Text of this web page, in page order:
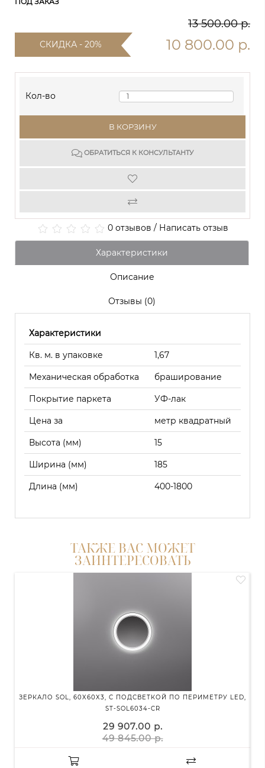
13 500.00 р.
СКИДКА - 20% 10 800.00 р.
Кол-во
В КОРЗИНУ
ОБРАТИТЬСЯ К КОНСУЛЬТАНТУ
0 отзывов / Написать отзыв
Характеристики
Описание
Отзывы (0)
Характеристики
Кв. м. в упаковке 1,67
Механическая обработка браширование
Покрытие паркета УФ-лак
Цена за метр квадратный
Высота (мм) 15
Ширина (мм) 185
Длина (мм) 400-1800
ТАКЖЕ ВАС МОЖЕТ
ЗАИНТЕРЕСОВАТЬ
ЗЕРКАЛО SOL, 60X60X3, С ПОДСВЕТКОЙ ПО ПЕРИМЕТРУ LED,
ST-SOL6034-CR
29 907.00 р.
49 845.00 р.